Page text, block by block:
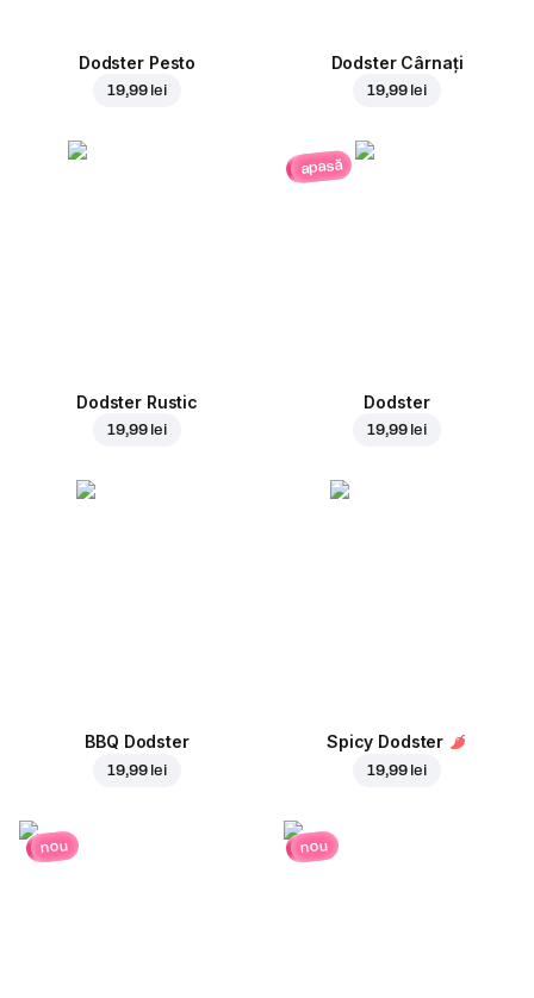
Dodster Pesto
19,99 lei
Dodster Cârnați
19,99 lei
Dodster Rustic
19,99 lei
apasă
Dodster
19,99 lei
BBQ Dodster
19,99 lei
Spicy Dodster
19,99 lei
nou nou